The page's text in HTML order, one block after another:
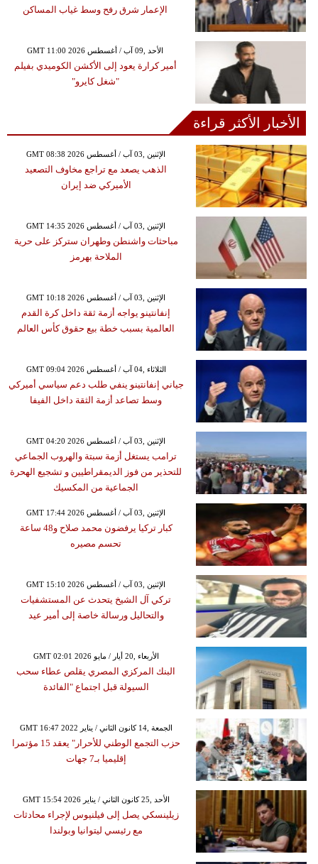
الإعمار شرق رفح وسط غياب المساكن
GMT 11:00 2026 الأحد ,09 آب / أغسطس
أمير كرارة يعود إلى الأكشن الكوميدي بفيلم
"شغل كايرو"
الأخبار الأكثر قراءة
GMT 08:38 2026 الإثنين ,03 آب / أغسطس
الذهب يصعد مع تراجع مخاوف التصعيد
الأميركي ضد إيران
GMT 14:35 2026 الإثنين ,03 آب / أغسطس
مباحثات واشنطن وطهران ستركز على حرية
الملاحة بهرمز
GMT 10:18 2026 الإثنين ,03 آب / أغسطس
إنفانتينو يواجه أزمة ثقة داخل كرة القدم
العالمية بسبب خطة بيع حقوق كأس العالم
GMT 09:04 2026 الثلاثاء ,04 آب / أغسطس
جياني إنفانتينو ينفي طلب دعم سياسي أميركي
وسط تصاعد أزمة الثقة داخل الفيفا
GMT 04:20 2026 الإثنين ,03 آب / أغسطس
ترامب يستغل أزمة سبتة والهروب الجماعي
للتحذير من فوز الديمقراطيين و تشجيع الهحرة
الجماعية من المكسيك
GMT 17:44 2026 الإثنين ,03 آب / أغسطس
كبار تركيا يرفضون محمد صلاح و48 ساعة
تحسم مصيره
GMT 15:10 2026 الإثنين ,03 آب / أغسطس
تركي آل الشيخ يتحدث عن المستشفيات
والتحاليل ورسالة خاصة إلى أمير عيد
GMT 02:01 2026 الأربعاء ,20 أيار / مايو
البنك المركزي المصري يقلص عطاء سحب
السيولة قبل اجتماع "الفائدة
GMT 16:47 2022 الجمعة ,14 كانون الثاني / يناير
حزب التجمع الوطني للأحرار" يعقد 15 مؤتمرا
إقليميا بـ7 جهات
GMT 15:54 2026 الأحد ,25 كانون الثاني / يناير
زيلينسكي يصل إلى فيلنيوس لإجراء محادثات
مع رئيسي ليتوانيا وبولندا